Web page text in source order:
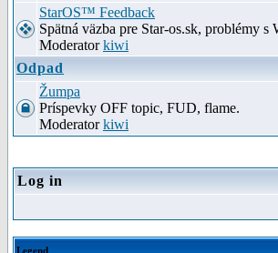
StarOS™ Feedback
Spätná väzba pre Star-os.sk, problémy
Moderatorkiwi
Odpad
Žumpa
Príspevky OFF topic, FUD, flame.
Moderatorkiwi
Log in
Legend